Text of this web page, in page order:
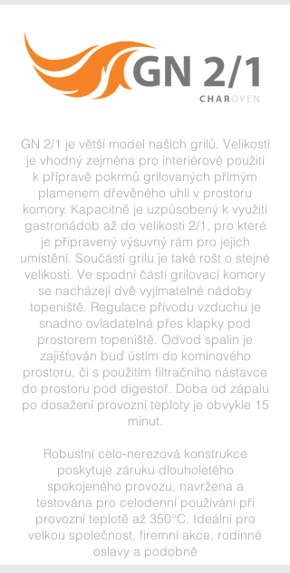
GN 2/1 je větší model našich grilů. Velikostí
je vhodný zejména pro interiérové použití
k přípravě pokrmů grilovaných přímým
plamenem dřevěného uhlí v prostoru
komory. Kapacitně je uzpůsobený k využití
gastronádob až do velikosti 2/1, pro které
je připravený výsuvný rám pro jejich
umístění. Součástí grilu je také rošt o stejné
velikosti. Ve spodní části grilovací komory
se nacházejí dvě vyjímatelné nádoby
topeniště. Regulace přívodu vzduchu je
snadno ovladatelná přes klapky pod
prostorem topeniště. Odvod spalin je
zajišťován buď ústím do komínového
prostoru, či s použitím filtračního nástavce
do prostoru pod digestoř. Doba od zápalu
po dosažení provozní teploty je obvykle 15
minut.
Robustní celo-nerezová konstrukce
poskytuje záruku dlouholetého
spokojeného provozu, navržena a
testována pro celodenní používání při
provozní teplotě až 350°C. Ideální pro
velkou společnost, firemní akce, rodinné
oslavy a podobně